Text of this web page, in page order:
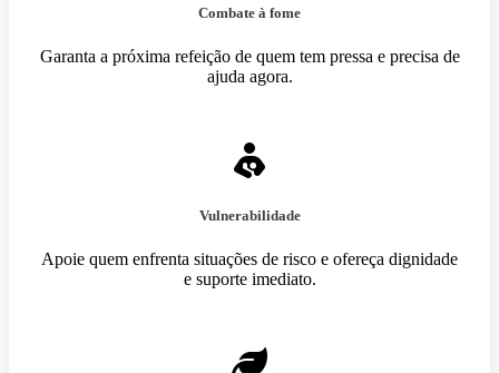
Combate à fome
Garanta a próxima refeição de quem tem pressa e precisa de
ajuda agora.
Vulnerabilidade
Apoie quem enfrenta situações de risco e ofereça dignidade
e suporte imediato.